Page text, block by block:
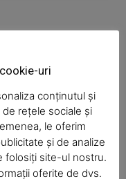
suspendat
uri
conținutul și
rețele sociale și
le oferim
și de analize
folosiți site-ul nostru.
oferite de dvs.